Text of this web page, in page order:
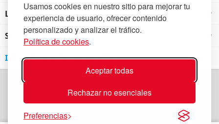
Usamos cookies en nuestro sitio para mejorar tu
experiencia de usuario, ofrecer contenido
personalizado y analizar el tráfico.
Política de cookies.
Aceptar todas
Rechazar no esenciales
Preferencias
LA INSTITUCIÓN 
SU CUENTA 
INFORMACIÓN DE LA TIENDA